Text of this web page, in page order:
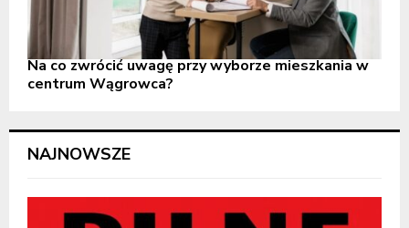
Na co zwrócić uwagę przy wyborze mieszkania w
centrum Wągrowca?
NAJNOWSZE